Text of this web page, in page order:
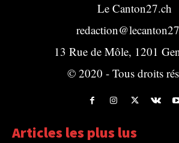
Le Canton27.ch
13 Rue de Môle, 1201
© 2020 - Tous droits
Articles les plus lus